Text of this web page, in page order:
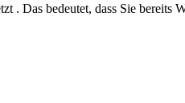
Das bedeutet, dass Sie bereits